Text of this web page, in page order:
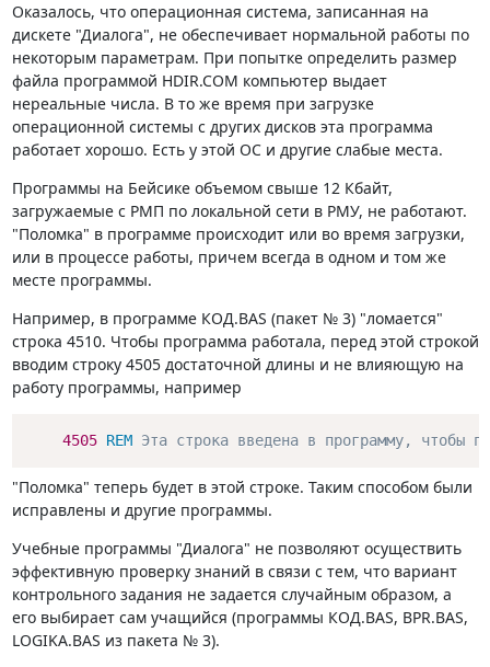
Оказалось, что операционная система, записанная на
дискете "Диалога", не обеспечивает нормальной работы по
некоторым параметрам. При попытке определить размер
файла программой HDIR.COM компьютер выдает
нереальные числа. В то же время при загрузке
операционной системы с других дисков эта программа
работает хорошо. Есть у этой ОС и другие слабые места.
Программы на Бейсике объемом свыше 12 Кбайт,
загружаемые с РМП по локальной сети в РМУ, не работают.
"Поломка" в программе происходит или во время загрузки,
или в процессе работы, причем всегда в одном и том же
месте программы.
Например, в программе КОД.ВАS (пакет № 3) "ломается"
строка 4510. Чтобы программа работала, перед этой строкой
вводим строку 4505 достаточной длины и не влияющую на
работу программы, например
4505 REM Эта строка введена в программу, чтобы
"Поломка" теперь будет в этой строке. Таким способом были
исправлены и другие программы.
Учебные программы "Диалога" не позволяют осуществить
эффективную проверку знаний в связи с тем, что вариант
контрольного задания не задается случайным образом, а
его выбирает сам учащийся (программы КОД.ВАS, BPR.BAS,
LOGIKA.BAS из пакета № 3).